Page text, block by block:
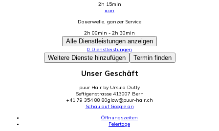
2h 15min
icon
Dauerwelle, ganzer Service
2h 00min - 2h 30min
Alle Dienstleistungen anzeigen
0 Dienstleistungen
Weitere Dienste hinzufügen Termin finden
Unser Geschäft
puur Hair by Ursula Dutly
Seftigenstrasse 413007 Bern
+41 79 354 88 80glow@puur-hair.ch
Schau auf Google an
Öffnungszeiten
Feiertage